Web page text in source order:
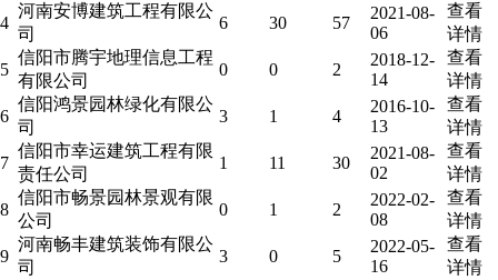
4
河南安博建筑工程有限公
司
6 30 57
2021-08-
06
查看
详情
5
信阳市腾宇地理信息工程
有限公司
0 0 2
2018-12-
14
查看
详情
6
信阳鸿景园林绿化有限公
司
3 1 4
2016-10-
13
查看
详情
7
信阳市幸运建筑工程有限
责任公司
1 11 30
2021-08-
02
查看
详情
8
信阳市畅景园林景观有限
公司
0 1 2
2022-02-
08
查看
详情
9
河南畅丰建筑装饰有限公
司
3 0 5
2022-05-
16
查看
详情